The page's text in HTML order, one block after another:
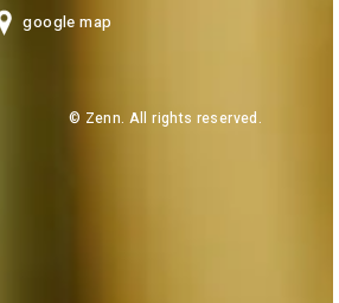
google map
© Zenn. All rights reserved.